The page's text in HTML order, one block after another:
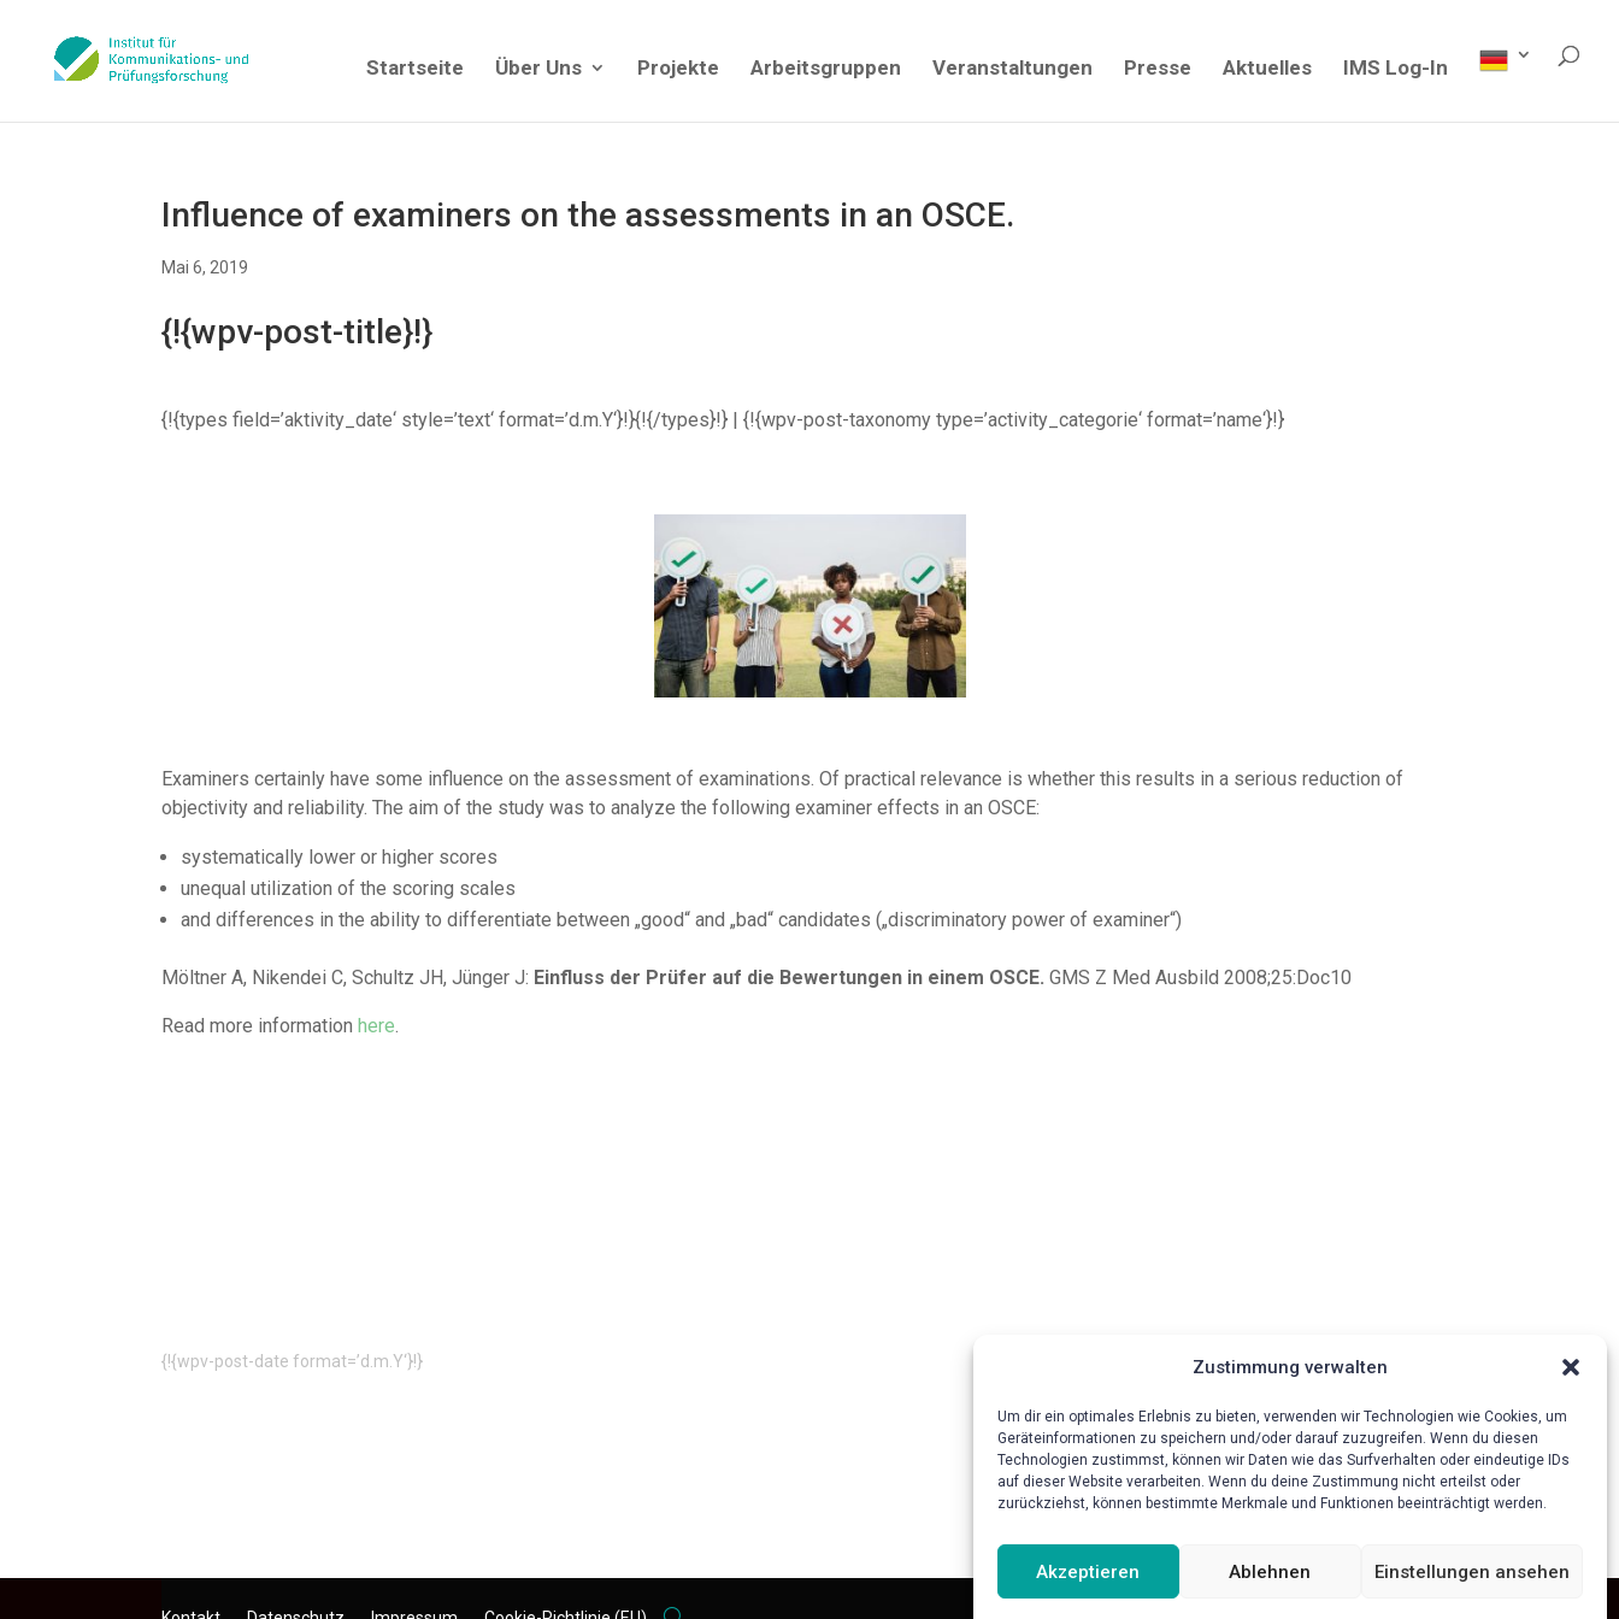
Zustimmung verwalten
Um dir ein optimales Erlebnis zu bieten, verwenden wir Technologien wie Cookies, um
Geräteinformationen zu speichern und/oder darauf zuzugreifen. Wenn du diesen
Technologien zustimmst, können wir Daten wie das Surfverhalten oder eindeutige IDs
auf dieser Website verarbeiten. Wenn du deine Zustimmung nicht erteilst oder
zurückziehst, können bestimmte Merkmale und Funktionen beeinträchtigt werden.
Akzeptieren Ablehnen Einstellungen ansehen
Startseite Über Uns Projekte Arbeitsgruppen Veranstaltungen Presse Aktuelles IMS Log-In
Influence of examiners on the assessments in an OSCE.
Mai 6, 2019
{!{wpv-post-title}!}
{!{types field=’aktivity_date‘ style=’text‘ format=’d.m.Y‘}!}{!{/types}!} | {!{wpv-post-taxonomy type=’activity_categorie‘ format=’name‘}!}
Examiners certainly have some influence on the assessment of examinations. Of practical relevance is whether this results in a serious reduction of
objectivity and reliability. The aim of the study was to analyze the following examiner effects in an OSCE:
systematically lower or higher scores
unequal utilization of the scoring scales
and differences in the ability to differentiate between „good“ and „bad“ candidates („discriminatory power of examiner“)
Möltner A, Nikendei C, Schultz JH, Jünger J: Einfluss der Prüfer auf die Bewertungen in einem OSCE. GMS Z Med Ausbild 2008;25:Doc10
Read more informationhere
{!{wpv-post-date format=’d.m.Y‘}!}